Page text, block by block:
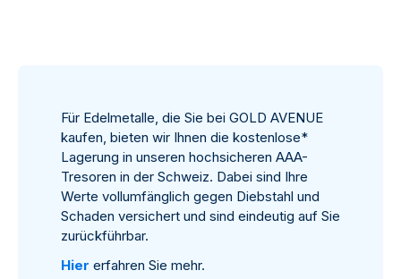
Für Edelmetalle, die Sie bei GOLD AVENUE
kaufen, bieten wir Ihnen die kostenlose*
Lagerung in unseren hochsicheren AAA-
Tresoren in der Schweiz. Dabei sind Ihre
Werte vollumfänglich gegen Diebstahl und
Schaden versichert und sind eindeutig auf Sie
zurückführbar.
Hier erfahren Sie mehr.